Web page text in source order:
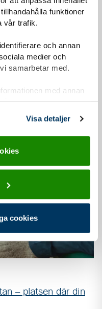
funktioner
vår trafik.
och annan
medier och
samarbetar med.
med annan
eller som de har
Visa detaljer
cookies
Stärk
i Sverige!
politiker från
bidrar med
– platsen där din